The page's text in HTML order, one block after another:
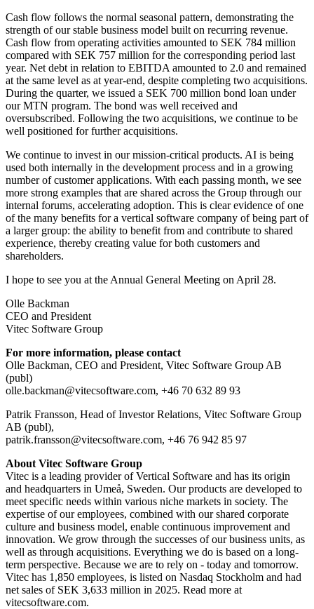
Cash flow follows the normal seasonal pattern, demonstrating the
strength of our stable business model built on recurring revenue.
Cash flow from operating activities amounted to SEK 784 million
compared with SEK 757 million for the corresponding period last
year. Net debt in relation to EBITDA amounted to 2.0 and remained
at the same level as at year-end, despite completing two acquisitions.
During the quarter, we issued a SEK 700 million bond loan under
our MTN program. The bond was well received and
oversubscribed. Following the two acquisitions, we continue to be
well positioned for further acquisitions.
We continue to invest in our mission-critical products. AI is being
used both internally in the development process and in a growing
number of customer applications. With each passing month, we see
more strong examples that are shared across the Group through our
internal forums, accelerating adoption. This is clear evidence of one
of the many benefits for a vertical software company of being part of
a larger group: the ability to benefit from and contribute to shared
experience, thereby creating value for both customers and
shareholders.
I hope to see you at the Annual General Meeting on April 28.
Olle Backman
CEO and President
Vitec Software Group
For more information, please contact
Olle Backman, CEO and President, Vitec Software Group AB
(publ)
olle.backman@vitecsoftware.com, +46 70 632 89 93
Patrik Fransson, Head of Investor Relations, Vitec Software Group
AB (publ),
patrik.fransson@vitecsoftware.com, +46 76 942 85 97
About Vitec Software Group
Vitec is a leading provider of Vertical Software and has its origin
and headquarters in Umeå, Sweden. Our products are developed to
meet specific needs within various niche markets in society. The
expertise of our employees, combined with our shared corporate
culture and business model, enable continuous improvement and
innovation. We grow through the successes of our business units, as
well as through acquisitions. Everything we do is based on a long-
term perspective. Because we are to rely on - today and tomorrow.
Vitec has 1,850 employees, is listed on Nasdaq Stockholm and had
net sales of SEK 3,633 million in 2025. Read more at
vitecsoftware.com.